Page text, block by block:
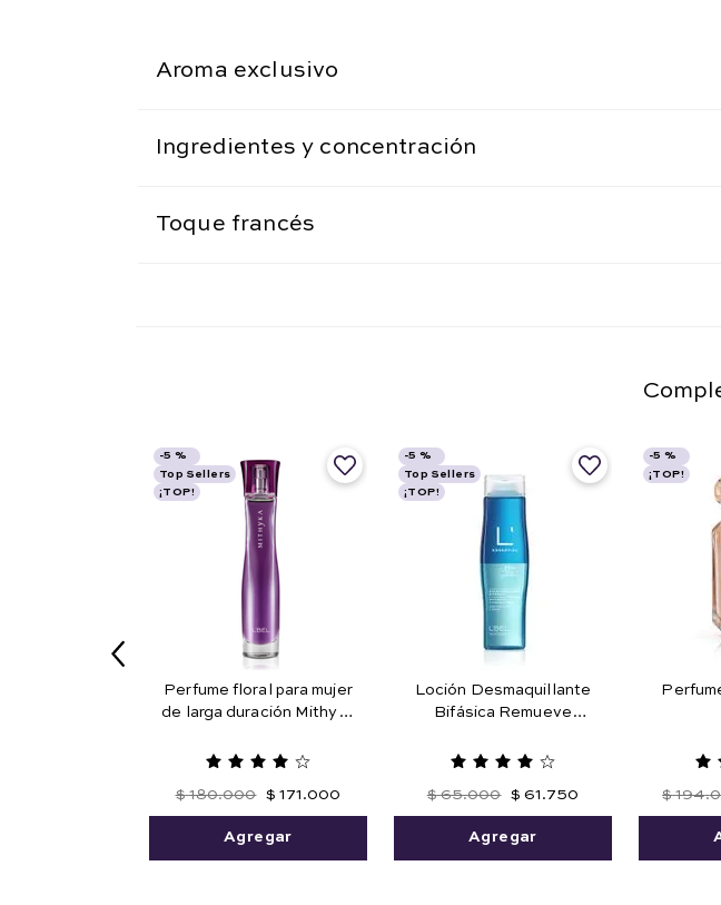
Aroma exclusivo
Ingredientes y concentración
Toque francés
-5 %
Top Sellers
¡TOP!
Perfume floral para mujer
de larga duración Mithyka
$ 180.000 $ 171 .000
Agregar
-5 %
Top Sellers
¡TOP!
Loción Desmaquillante
Bifásica Remueve
Agua 125 ml
$ 65.000 $ 61 .750
Agregar
-5 %
¡TOP!
$ 194.